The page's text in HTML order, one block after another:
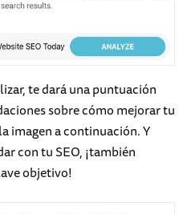
te dará una puntuación
sobre cómo mejorar tu
imagen a continuación. Y
con tu SEO, ¡también
objetivo!